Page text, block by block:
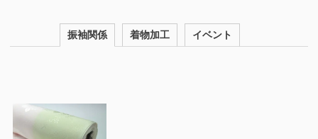
振袖関係 着物加工 イベント